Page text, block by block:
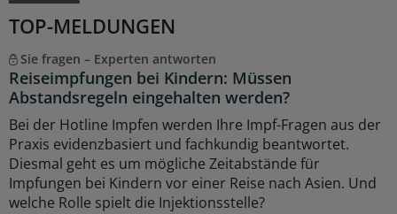
TOP-MELDUNGEN
Sie fragen – Experten antworten
Reiseimpfungen bei Kindern: Müssen
Abstandsregeln eingehalten werden?
Bei der Hotline Impfen werden Ihre Impf-Fragen aus der
Praxis evidenzbasiert und fachkundig beantwortet.
Diesmal geht es um mögliche Zeitabstände für
Impfungen bei Kindern vor einer Reise nach Asien. Und
welche Rolle spielt die Injektionsstelle?